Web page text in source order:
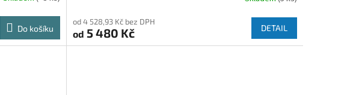
Do košíku
od 4 528,93 Kč bez DPH
od 5 480 Kč DETAIL